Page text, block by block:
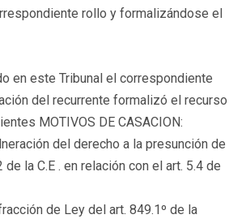
rollo y formalizándose el
en este Tribunal el correspondiente
del recurrente formalizó el recurso
MOTIVOS DE CASACION:
del derecho a la presunción de
de la C.E . en relación con el art. 5.4 de
de Ley del art. 849.1º de la